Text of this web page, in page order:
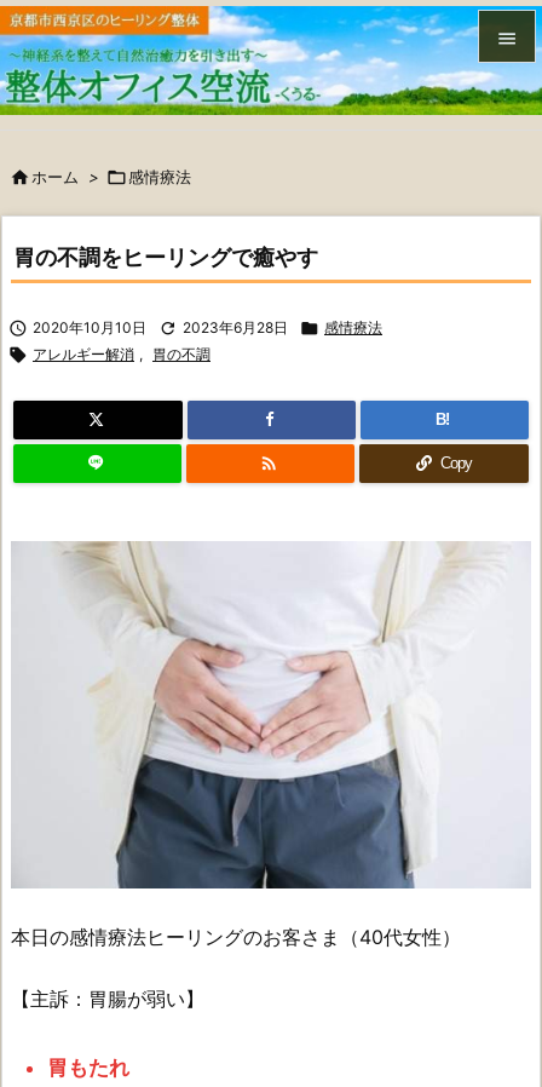


メニュ


 ホーム > 感情療法
胃の不調をヒーリングで癒やす
 2020年10月10日  2023年6月28日  感情療法
 アレルギー解消 , 胃の不調
B!
 Copy
本日の感情療法ヒーリングのお客さま（40代女性）
【主訴：胃腸が弱い】
胃もたれ